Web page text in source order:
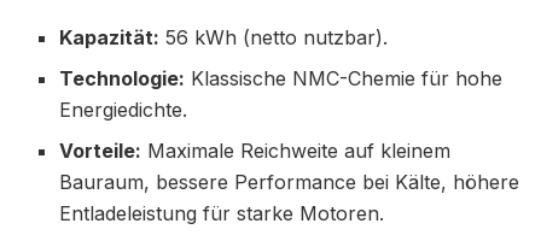
Kapazität: 56 kWh (netto nutzbar).
Technologie: Klassische NMC-Chemie für hohe
Energiedichte.
Vorteile: Maximale Reichweite auf kleinem
Bauraum, bessere Performance bei Kälte, höhere
Entladeleistung für starke Motoren.